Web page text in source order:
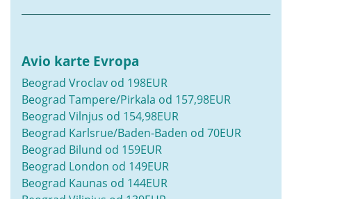
Avio karte Evropa
Beograd Vroclav od 198EUR
Beograd Tampere/Pirkala od 157,98EUR
Beograd Vilnjus od 154,98EUR
Beograd Karlsrue/Baden-Baden od 70EUR
Beograd Bilund od 159EUR
Beograd London od 149EUR
Beograd Kaunas od 144EUR